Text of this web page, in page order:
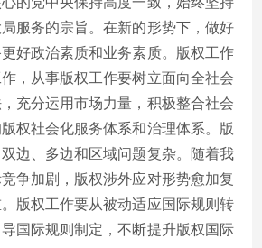
服务的宗旨。在新的形势下，做好
好政治素质和业务素质。版权工作
，从事版权工作要树立面向全社会
充分运用市场力量，积极整合社会
权社会化服务体系和治理体系。版
边、多边和区域问题复杂。随着我
争加剧，版权涉外应对形势愈加复
版权工作要从被动适应国际规则转
国际规则制定，不断提升版权国际